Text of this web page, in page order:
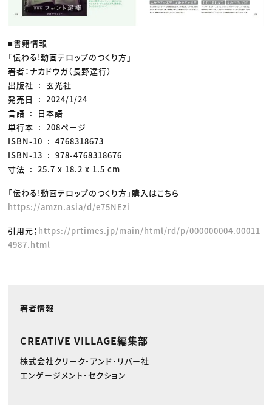
■書籍情報
「伝わる!動画テロップのつくり方」
著者：ナカドウガ（長野達行）
出版社 ‏ : ‎ 玄光社
発売日 ‏ : ‎ 2024/1/24
言語 ‏ : ‎ 日本語
単行本 ‏ : ‎ 208ページ
ISBN-10 ‏ : ‎ 4768318673
ISBN-13 ‏ : ‎ 978-4768318676
寸法 ‏ : ‎ 25.7 x 18.2 x 1.5 cm
「伝わる!動画テロップのつくり方」購入はこちら
https://amzn.asia/d/e75NEzi
引用元； https://prtimes.jp/main/html/rd/p/000000004.00011
4987.html
著者情報
CREATIVE VILLAGE編集部
株式会社クリーク・アンド・リバー社
エンゲージメント・セクション